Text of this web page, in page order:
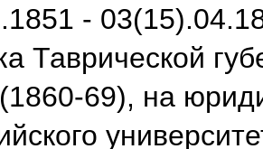
-
Таврической
69), на